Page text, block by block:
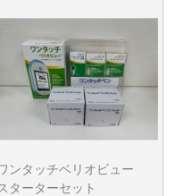
ンタッチベリオビュー
ターターセット